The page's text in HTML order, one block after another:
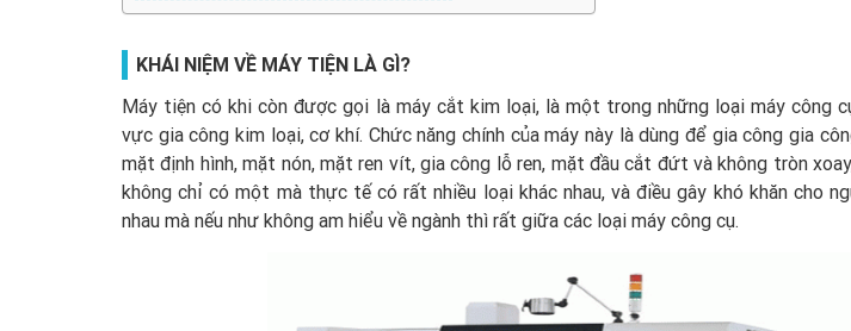
KHÁI NIỆM VỀ MÁY TIỆN LÀ GÌ?
Máy tiện có khi còn được gọi là máy cắt kim loại, là một trong những loại máy công
vực gia công kim loại, cơ khí. Chức năng chính của máy này là dùng để gia công gia
mặt định hình, mặt nón, mặt ren vít, gia công lỗ ren, mặt đầu cắt đứt và không tròn
không chỉ có một mà thực tế có rất nhiều loại khác nhau, và điều gây khó khăn cho
nhau mà nếu như không am hiểu về ngành thì rất giữa các loại máy công cụ.